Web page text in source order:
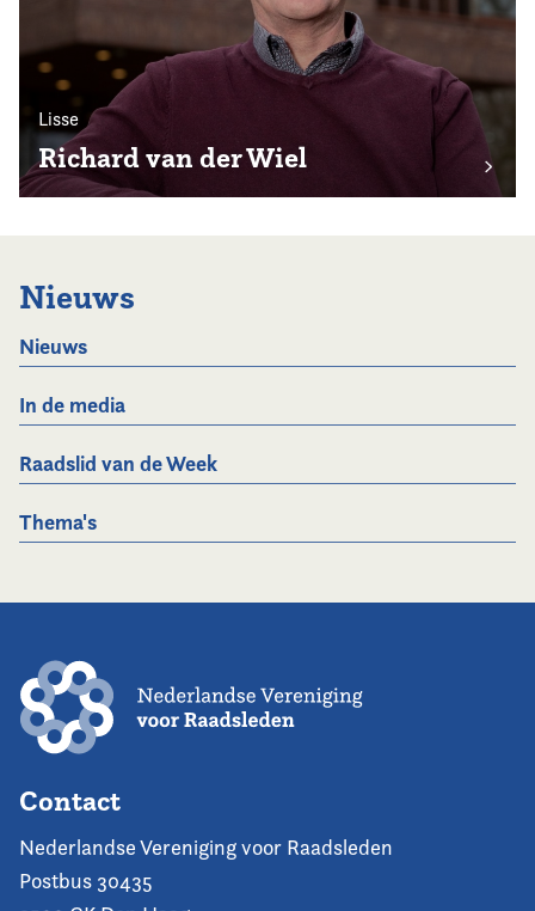
Lisse
Richard van der Wiel
Nieuws
Nieuws
In de media
Raadslid van de Week
Thema's
Contact
Nederlandse Vereniging voor Raadsleden
Postbus 30435